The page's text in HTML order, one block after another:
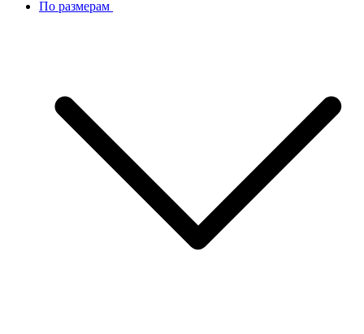
По размерам